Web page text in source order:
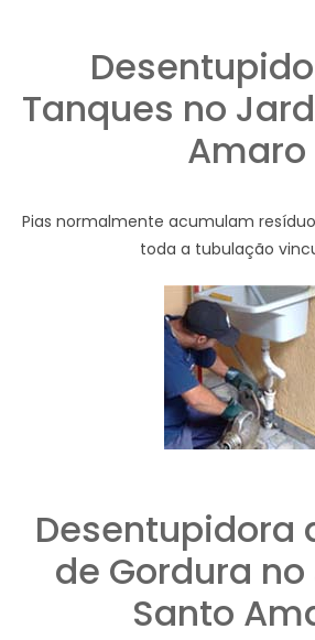
Tanques no
Amaro
Pias normalmente acumulam
toda a tubulação
Desentupidora
de Gordura
Santo